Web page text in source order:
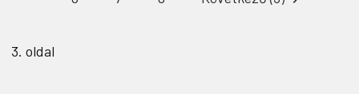
3. oldal